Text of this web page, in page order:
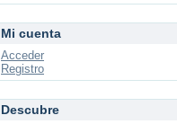
Mi cuenta
Acceder
Registro
Descubre